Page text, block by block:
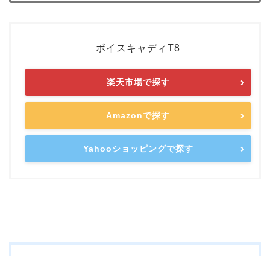
ボイスキャディT8
Amazonで探す
楽天市場で探す
Yahooショッピングで探す